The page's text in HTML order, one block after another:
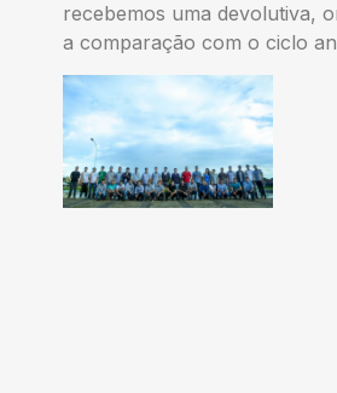
recebemos uma devolutiva,
a comparação com o ciclo